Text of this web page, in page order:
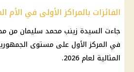
الفائزات بالمراكز الأولى في الأم
جاءت السيدة زينب محمد سليمان من
في المركز الأول على مستوى
المثالية لعام 2026.